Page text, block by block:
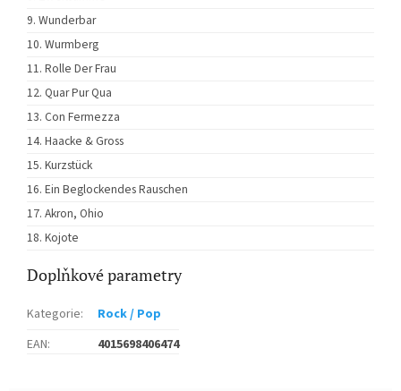
Wunderbar
Wurmberg
Rolle Der Frau
Quar Pur Qua
Con Fermezza
Haacke & Gross
Kurzstück
Ein Beglockendes Rauschen
Akron, Ohio
Kojote
Doplňkové parametry
Kategorie:
Rock / Pop
EAN: 4015698406474